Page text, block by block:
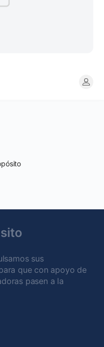
sus
que con apoyo de
pasen a la